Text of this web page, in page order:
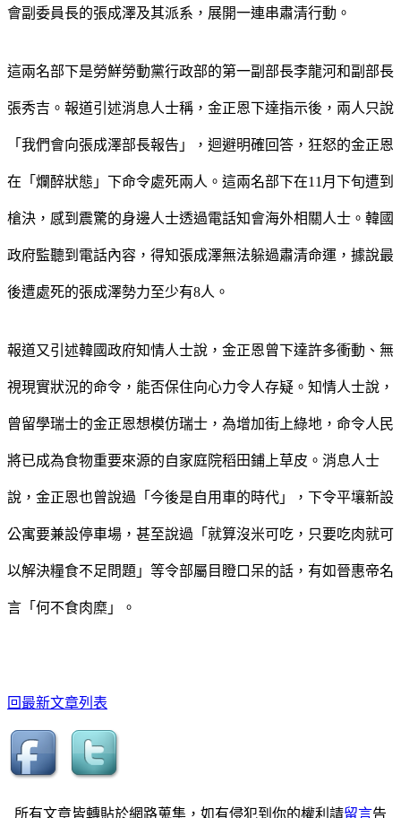
會副委員長的張成澤及其派系，展開一連串肅清行動。
這兩名部下是勞鮮勞動黨行政部的第一副部長李龍河和副部長
張秀吉。報道引述消息人士稱，金正恩下達指示後，兩人只說
「我們會向張成澤部長報告」，迴避明確回答，狂怒的金正恩
在「爛醉狀態」下命令處死兩人。這兩名部下在11月下旬遭到
槍決，感到震驚的身邊人士透過電話知會海外相關人士。韓國
政府監聽到電話內容，得知張成澤無法躲過肅清命運，據說最
後遭處死的張成澤勢力至少有8人。
報道又引述韓國政府知情人士說，金正恩曾下達許多衝動、無
視現實狀況的命令，能否保住向心力令人存疑。知情人士說，
曾留學瑞士的金正恩想模仿瑞士，為增加街上綠地，命令人民
將已成為食物重要來源的自家庭院稻田鋪上草皮。消息人士
說，金正恩也曾說過「今後是自用車的時代」，下令平壤新設
公寓要兼設停車場，甚至說過「就算沒米可吃，只要吃肉就可
以解決糧食不足問題」等令部屬目瞪口呆的話，有如晉惠帝名
言「何不食肉糜」。
回最新文章列表
所有文章皆轉貼於網路蒐集，如有侵犯到你的權利請留言告